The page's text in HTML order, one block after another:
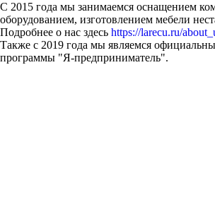
С 2015 года мы занимаемся оснащением
оборудованием, изготовлением мебели
Подробнее о нас здесь https://larecu.ru/
Также с 2019 года мы являемся
программы "Я-предприниматель".